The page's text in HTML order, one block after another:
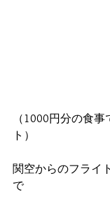
（1000円分の食
ト）
関空からのフライ
で